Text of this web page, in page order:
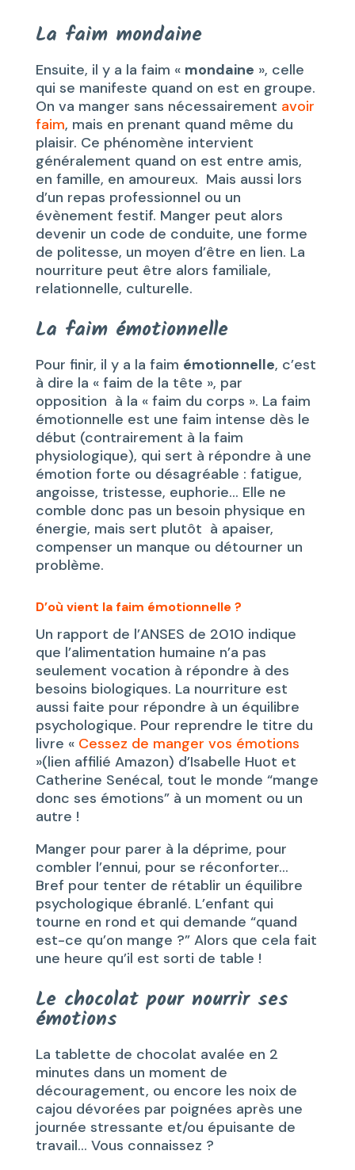
La faim mondaine
Ensuite, il y a la faim « mondaine », celle
qui se manifeste quand on est en groupe.
On va manger sans nécessairement avoir
faim, mais en prenant quand même du
plaisir. Ce phénomène intervient
généralement quand on est entre amis,
en famille, en amoureux. Mais aussi lors
d’un repas professionnel ou un
évènement festif. Manger peut alors
devenir un code de conduite, une forme
de politesse, un moyen d’être en lien. La
nourriture peut être alors familiale,
relationnelle, culturelle.
La faim émotionnelle
Pour finir, il y a la faim émotionnelle, c’est
à dire la « faim de la tête », par
opposition à la « faim du corps ». La faim
émotionnelle est une faim intense dès le
début (contrairement à la faim
physiologique), qui sert à répondre à une
émotion forte ou désagréable : fatigue,
angoisse, tristesse, euphorie… Elle ne
comble donc pas un besoin physique en
énergie, mais sert plutôt à apaiser,
compenser un manque ou détourner un
problème.
D’où vient la faim émotionnelle ?
Un rapport de l’ANSES de 2010 indique
que l’alimentation humaine n’a pas
seulement vocation à répondre à des
besoins biologiques. La nourriture est
aussi faite pour répondre à un équilibre
psychologique. Pour reprendre le titre du
livre « Cessez de manger vos émotions
»(lien affilié Amazon) d’Isabelle Huot et
Catherine Senécal, tout le monde “mange
donc ses émotions” à un moment ou un
autre !
Manger pour parer à la déprime, pour
combler l’ennui, pour se réconforter…
Bref pour tenter de rétablir un équilibre
psychologique ébranlé. L’enfant qui
tourne en rond et qui demande “quand
est-ce qu’on mange ?” Alors que cela fait
une heure qu’il est sorti de table !
Le chocolat pour nourrir ses
émotions
La tablette de chocolat avalée en 2
minutes dans un moment de
découragement, ou encore les noix de
cajou dévorées par poignées après une
journée stressante et/ou épuisante de
travail… Vous connaissez ?